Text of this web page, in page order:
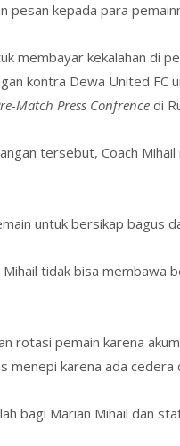
pesan kepada para
membayar kekalahan di
kontra Dewa United
Match Press Confrence di
tersebut, Coach
untuk bersikap bagus
Mihail tidak bisa membawa
rotasi pemain karena
menepi karena ada
bagi Marian Mihail dan